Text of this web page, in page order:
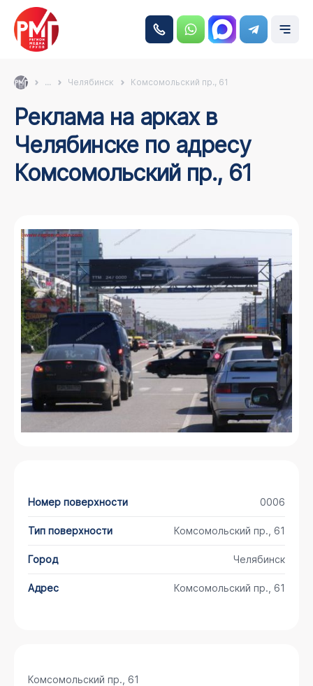
... Челябинск Комсомольский пр., 61
Реклама на арках в
Челябинске по адресу
Комсомольский пр., 61
Номер поверхности 0006
Тип поверхности Комсомольский пр., 61
Город Челябинск
Адрес Комсомольский пр., 61
Комсомольский пр., 61